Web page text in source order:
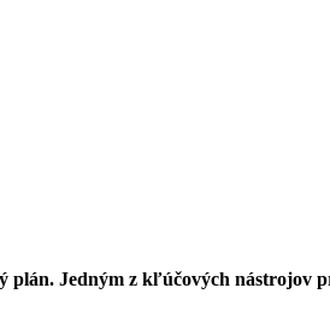
plán. Jedným z kľúčových nástrojov